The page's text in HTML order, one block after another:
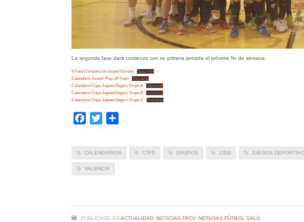
La segunda fase dará comienzo con su primera jornada el próximo fin de semana.
II Fase Competición Juvenil Escolar
Descarga
Calendario Juvenil Play-off Titulo
Descarga
Calendario Copa JuguemSegurs Grupo A
Descarga
Calendario Copa JuguemSegurs Grupo B
Descarga
Calendario Copa JuguemSegurs Grupo C
Descarga
Facebook
Twitter
CALENDARIOS CTFS GRUPOS JJDD JUEGOS
VALENCIA
PUBLICADO EN ACTUALIDAD, NOTICIAS FFCV, NOTICIAS FÚTBOL SALA